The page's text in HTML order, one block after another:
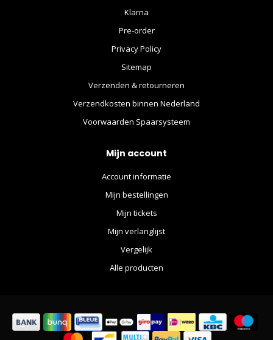
Klarna
Pre-order
Privacy Policy
Sitemap
Verzenden & retourneren
Verzendkosten binnen Nederland
Voorwaarden Spaarsysteem
Mijn account
Account informatie
Mijn bestellingen
Mijn tickets
Mijn verlanglijst
Vergelijk
Alle producten